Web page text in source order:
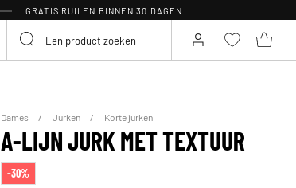
GRATIS RUILEN BINNEN 30 DAGEN
Dames Jurken Korte jurken
A-LIJN JURK MET TEXTUUR
-30%